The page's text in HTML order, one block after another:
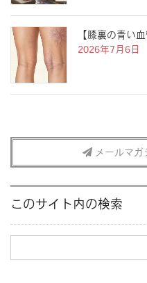
【膝裏の青い
2026年7月6日
メールマガ
このサイト内の検索